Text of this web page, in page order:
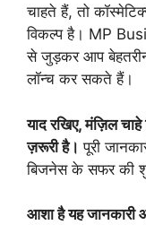
चाहते हैं, तो
विकल्प है। MP
से जुड़कर आप
लॉन्च कर सकते हैं।
याद रखिए, मंज़िल
ज़रूरी है। पूरी
बिजनेस के सफर की
आशा है यह जानकारी